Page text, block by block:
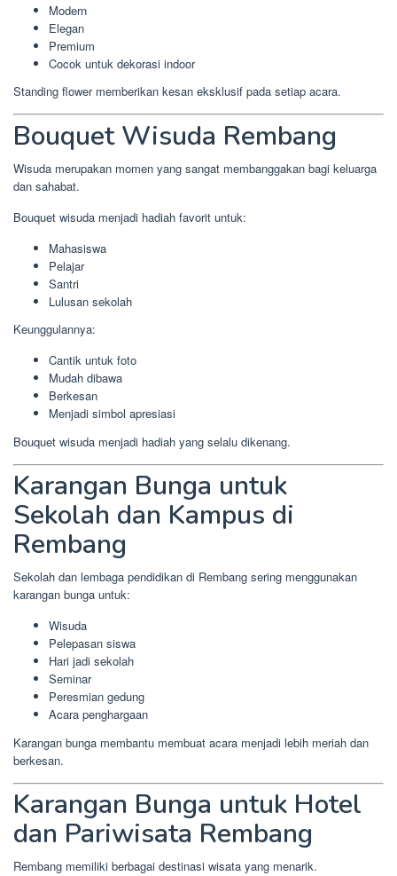
Modern
Elegan
Premium
Cocok untuk dekorasi indoor
Standing flower memberikan kesan eksklusif pada setiap acara.
Bouquet Wisuda Rembang
Wisuda merupakan momen yang sangat membanggakan bagi keluarga
dan sahabat.
Bouquet wisuda menjadi hadiah favorit untuk:
Mahasiswa
Pelajar
Santri
Lulusan sekolah
Keunggulannya:
Cantik untuk foto
Mudah dibawa
Berkesan
Menjadi simbol apresiasi
Bouquet wisuda menjadi hadiah yang selalu dikenang.
Karangan Bunga untuk
Sekolah dan Kampus di
Rembang
Sekolah dan lembaga pendidikan di Rembang sering menggunakan
karangan bunga untuk:
Wisuda
Pelepasan siswa
Hari jadi sekolah
Seminar
Peresmian gedung
Acara penghargaan
Karangan bunga membantu membuat acara menjadi lebih meriah dan
berkesan.
Karangan Bunga untuk Hotel
dan Pariwisata Rembang
Rembang memiliki berbagai destinasi wisata yang menarik.